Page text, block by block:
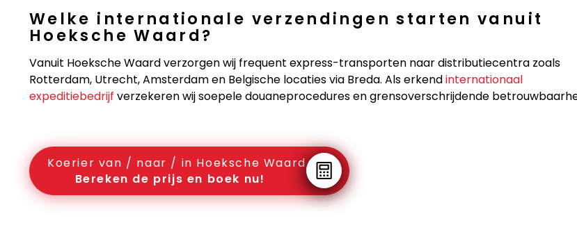
Welke internationale verzendingen starten vanuit
Hoeksche Waard?
Vanuit Hoeksche Waard verzorgen wij frequent express-transporten naar distributiecentra zoals
Rotterdam, Utrecht, Amsterdam en Belgische locaties via Breda. Als erkendinternationaal
expeditiebedrijf verzekeren wij soepele douaneprocedures en grensoverschrijdende
Koerier van / naar / in Hoeksche Waard
Bereken de prijs en boek nu!